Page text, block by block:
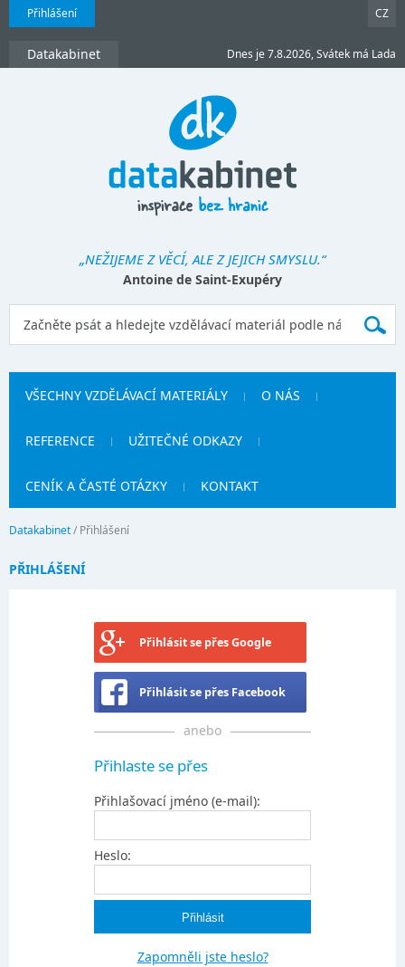
Přihlášení CZ
Datakabinet Dnes je 7.8.2026, Svátek má Lada
„NEŽIJEME Z VĚCÍ, ALE Z JEJICH SMYSLU.“
Antoine de Saint-Exupéry
VŠECHNY VZDĚLÁVACÍ MATERIÁLY O NÁS
REFERENCE UŽITEČNÉ ODKAZY
CENÍK A ČASTÉ OTÁZKY KONTAKT
Datakabinet/ Přihlášení
PŘIHLÁŠENÍ
Přihlásit se přes Google
Přihlásit se přes Facebook
anebo
Přihlaste se přes
Přihlašovací jméno (e-mail):
Heslo:
Zapomněli jste heslo?